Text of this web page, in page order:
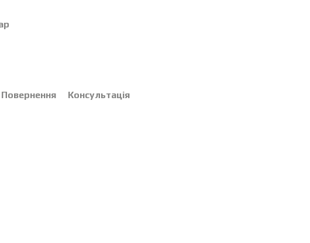
Повернення Консультація